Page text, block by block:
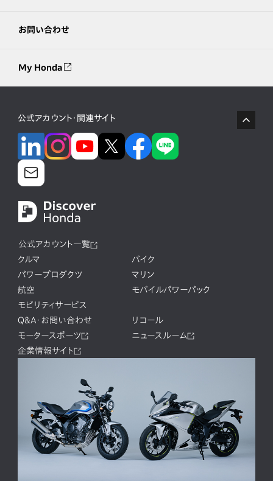
お問い合わせ
My Honda
公式アカウント・関連サイト
公式アカウント一覧
クルマ
バイク
パワープロダクツ
マリン
航空
モバイルパワーパック
モビリティサービス
Q&A・お問い合わせ
リコール
モータースポーツ
ニュースルーム
企業情報サイト